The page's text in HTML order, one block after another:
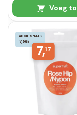
Voeg
ADVIESPRIJS
7,95
7,17